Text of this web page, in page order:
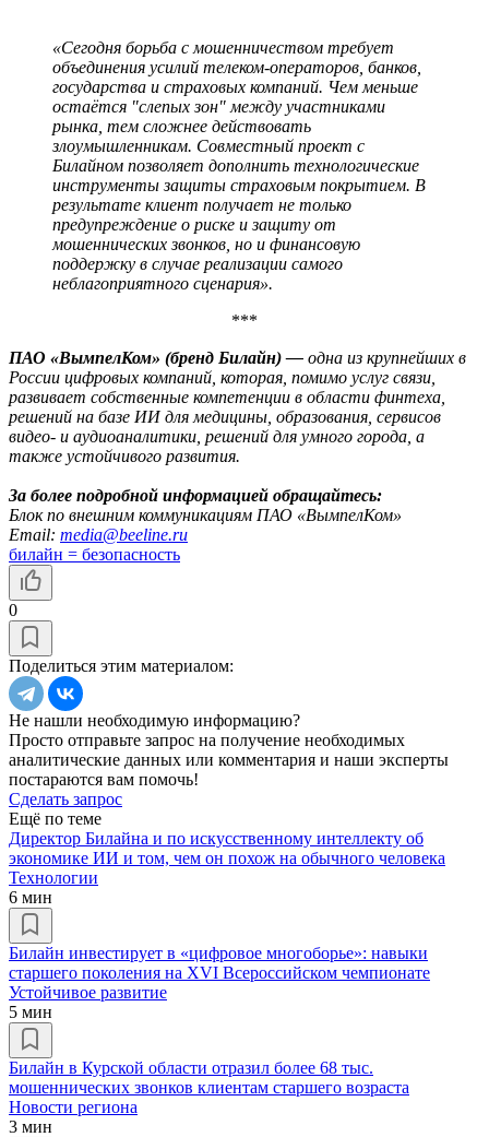
«Сегодня борьба с мошенничеством требует
объединения усилий телеком-операторов, банков,
государства и страховых компаний. Чем меньше
остаётся "слепых зон" между участниками
рынка, тем сложнее действовать
злоумышленникам. Совместный проект с
Билайном позволяет дополнить технологические
инструменты защиты страховым покрытием. В
результате клиент получает не только
предупреждение о риске и защиту от
мошеннических звонков, но и финансовую
поддержку в случае реализации самого
неблагоприятного сценария».
***
ПАО «ВымпелКом» (бренд Билайн) — одна из крупнейших в
России цифровых компаний, которая, помимо услуг связи,
развивает собственные компетенции в области финтеха,
решений на базе ИИ для медицины, образования, сервисов
видео- и аудиоаналитики, решений для умного города, а
также устойчивого развития.
За более подробной информацией обращайтесь:
Блок по внешним коммуникациям ПАО «ВымпелКом»
Email: media@beeline.ru
билайн = безопасность
0
Поделиться этим материалом:
Не нашли необходимую информацию?
Просто отправьте запрос на получение необходимых
аналитические данных или комментария и наши эксперты
постараются вам помочь!
Сделать запрос
Ещё по теме
Директор Билайна и по искусственному интеллекту об
экономике ИИ и том, чем он похож на обычного человека
Технологии
6 мин
Билайн инвестирует в «цифровое многоборье»: навыки
старшего поколения на XVI Всероссийском чемпионате
Устойчивое развитие
5 мин
Билайн в Курской области отразил более 68 тыс.
мошеннических звонков клиентам старшего возраста
Новости региона
3 мин